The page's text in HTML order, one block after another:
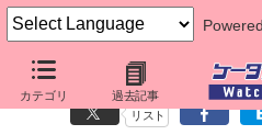
カテゴリ 過去記事
デスクトップ版Ubuntuが共存する
リスト